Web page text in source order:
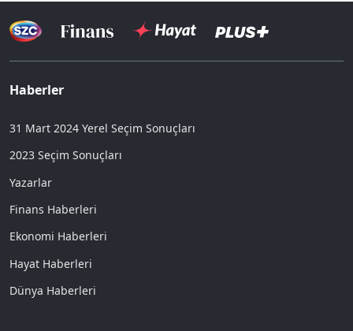
Haberler
31 Mart 2024 Yerel Seçim Sonuçları
2023 Seçim Sonuçları
Yazarlar
Finans Haberleri
Ekonomi Haberleri
Hayat Haberleri
Dünya Haberleri